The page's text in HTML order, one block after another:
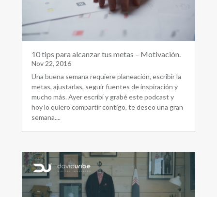
10 tips para alcanzar tus metas – Motivación.
Nov 22, 2016
Una buena semana requiere planeación, escribir la
metas, ajustarlas, seguir fuentes de inspiración y
mucho más. Ayer escribí y grabé este podcast y
hoy lo quiero compartir contigo, te deseo una gran
semana....